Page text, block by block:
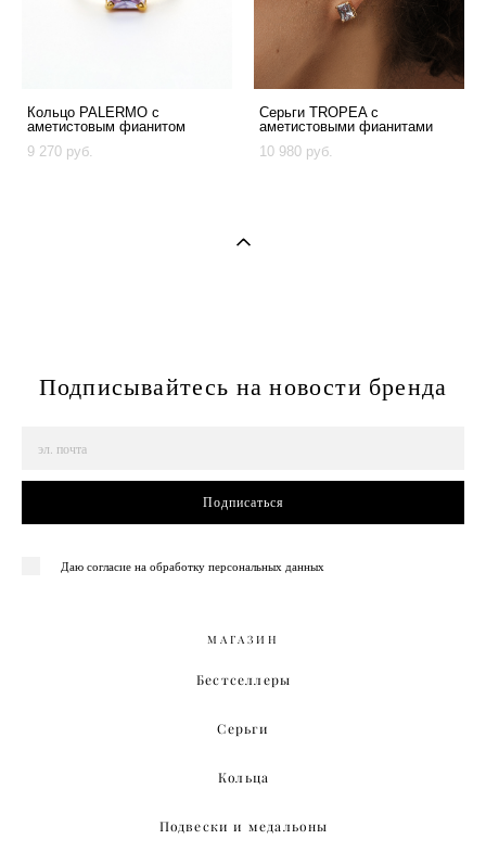
Кольцо PALERMO с
аметистовым фианитом
9 270 pуб.
Серьги TROPEA с
аметистовыми фианитами
10 980 pуб.
Подписывайтесь на новости бренда
Подписаться
Даю согласие на обработку персональных данных
МАГАЗИН
Бестселлеры
Серьги
Кольца
Подвески и медальоны